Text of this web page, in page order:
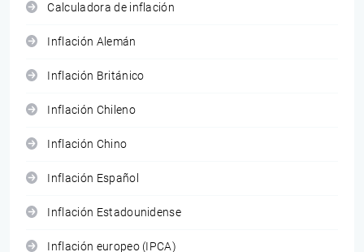
Calculadora de inflación
Inflación Alemán
Inflación Británico
Inflación Chileno
Inflación Chino
Inflación Español
Inflación Estadounidense
Inflación europeo (IPCA)